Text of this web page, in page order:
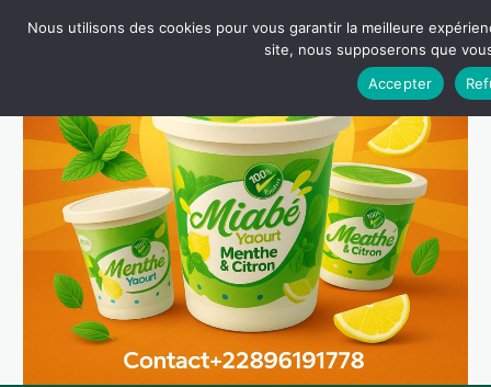
Nous utilisons des cookies pour vous garantir la meilleure
site, nous supposerons que
Accepter